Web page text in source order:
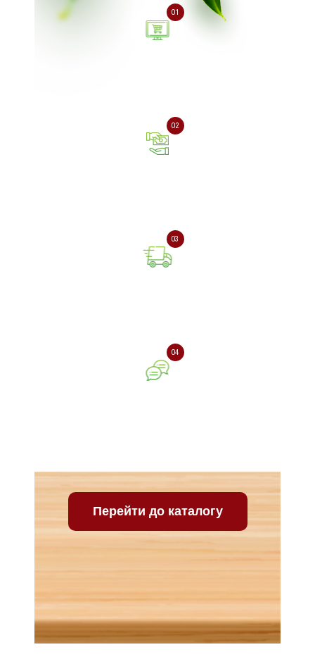
01
02
03
04
Перейти до каталогу